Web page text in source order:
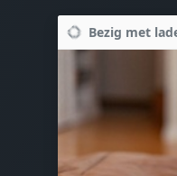
Bezig met